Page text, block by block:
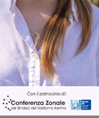
Cronaca 4 Agosto 2026
Un anno fa la
Gianni, Giulia e
processo, lo stop ai
Cronaca 3 Agosto 2026
Scomparso da una
Fiorentino l’uomo
Levane nel 2020